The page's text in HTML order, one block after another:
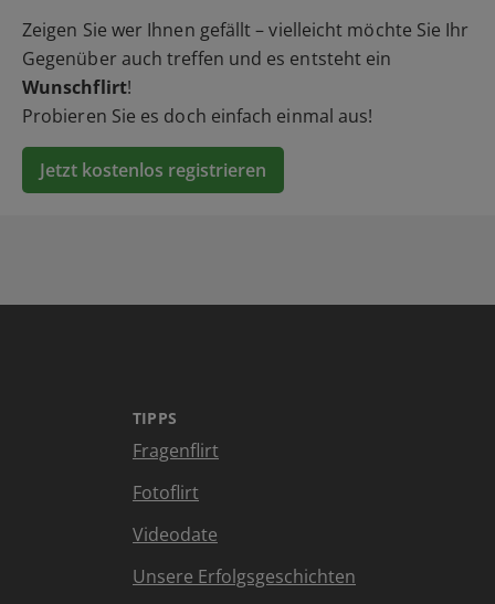
Zeigen Sie wer Ihnen gefällt – vielleicht möchte Sie Ihr
Gegenüber auch treffen und es entsteht ein
Wunschflirt!
Probieren Sie es doch einfach einmal aus!
Jetzt kostenlos registrieren
TIPPS
Fragenflirt
Fotoflirt
Videodate
Unsere Erfolgsgeschichten